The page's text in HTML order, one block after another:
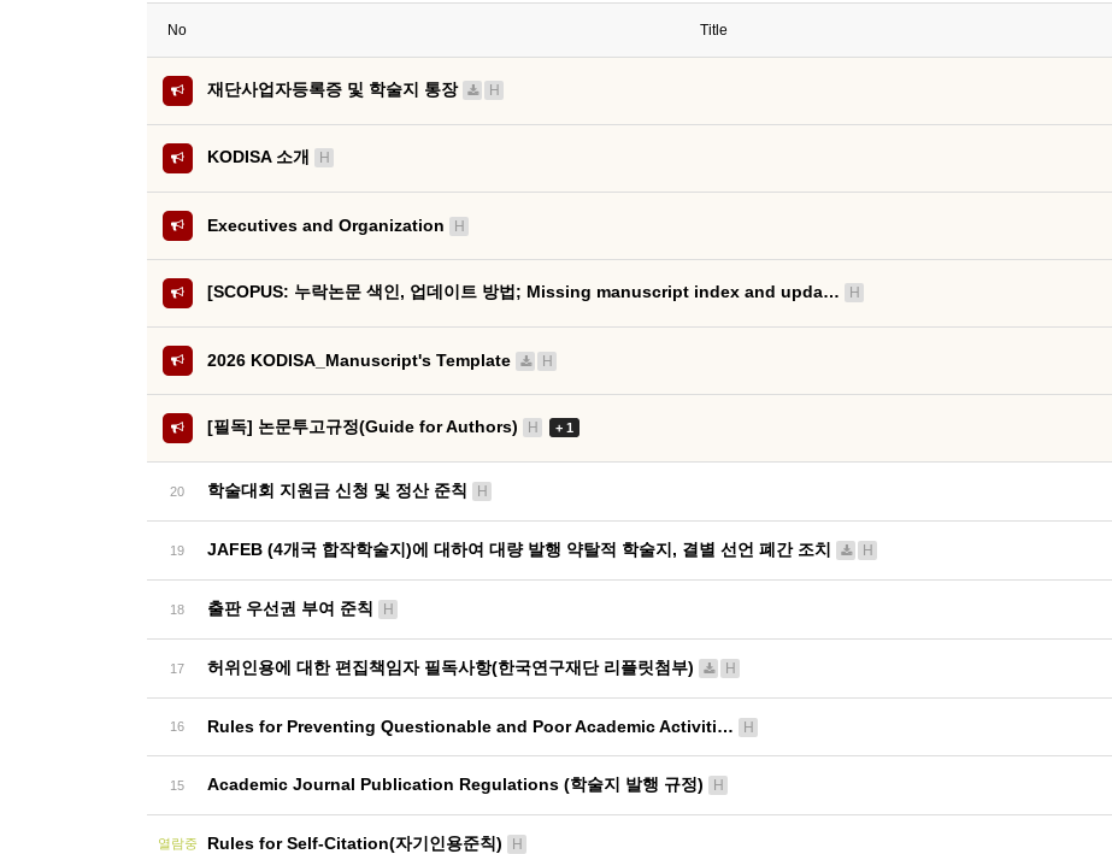
No Title
재단사업자등록증 및 학술지 통장 H
KODISA 소개 H
Executives and Organization H
[SCOPUS: 누락논문 색인, 업데이트 방법; Missing manuscript index and upda… H
2026 KODISA_Manuscript's Template H
[필독] 논문투고규정(Guide for Authors) H + 1
20 학술대회 지원금 신청 및 정산 준칙 H
19 JAFEB (4개국 합작학술지)에 대하여 대량 발행 약탈적 학술지, 결별 선언 폐간 조치 H
18 출판 우선권 부여 준칙 H
17 허위인용에 대한 편집책임자 필독사항(한국연구재단 리플릿첨부) H
16 Rules for Preventing Questionable and Poor Academic Activiti… H
15 Academic Journal Publication Regulations (학술지 발행 규정) H
열람중 Rules for Self-Citation(자기인용준칙) H